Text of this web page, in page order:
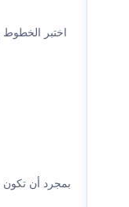
‫اختبر الخطوط
‫قم
‫بمجرد أن تكون راضيًا